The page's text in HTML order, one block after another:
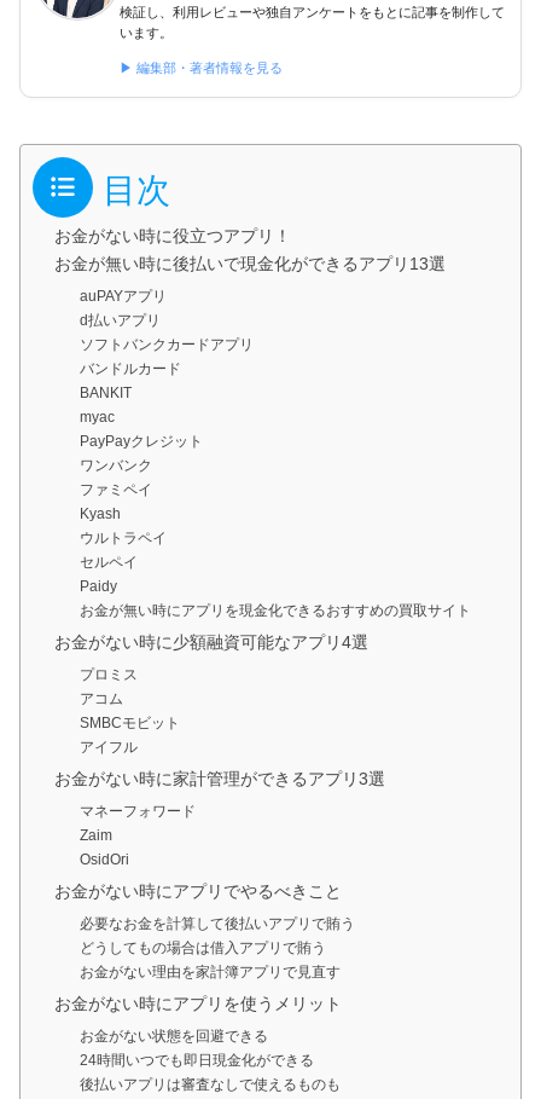
検証し、利用レビューや独自アンケートをもとに記事を制作して
います。
▶ 編集部・著者情報を見る
目次
お金がない時に役立つアプリ！
お金が無い時に後払いで現金化ができるアプリ13選
auPAYアプリ
d払いアプリ
ソフトバンクカードアプリ
バンドルカード
BANKIT
myac
PayPayクレジット
ワンバンク
ファミペイ
Kyash
ウルトラペイ
セルペイ
Paidy
お金が無い時にアプリを現金化できるおすすめの買取サイト
お金がない時に少額融資可能なアプリ4選
プロミス
アコム
SMBCモビット
アイフル
お金がない時に家計管理ができるアプリ3選
マネーフォワード
Zaim
OsidOri
お金がない時にアプリでやるべきこと
必要なお金を計算して後払いアプリで賄う
どうしてもの場合は借入アプリで賄う
お金がない理由を家計簿アプリで見直す
お金がない時にアプリを使うメリット
お金がない状態を回避できる
24時間いつでも即日現金化ができる
後払いアプリは審査なしで使えるものも